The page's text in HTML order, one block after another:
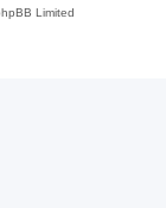
Limited